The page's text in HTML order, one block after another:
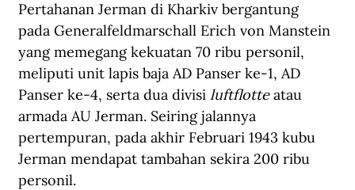
Pertahanan Jerman di Kharkiv bergantung
pada Generalfeldmarschall Erich von Manstein
yang memegang kekuatan 70 ribu personil,
meliputi unit lapis baja AD Panser ke-1, AD
Panser ke-4, serta dua divisi luftflotte atau
armada AU Jerman. Seiring jalannya
pertempuran, pada akhir Februari 1943 kubu
Jerman mendapat tambahan sekira 200 ribu
personil.